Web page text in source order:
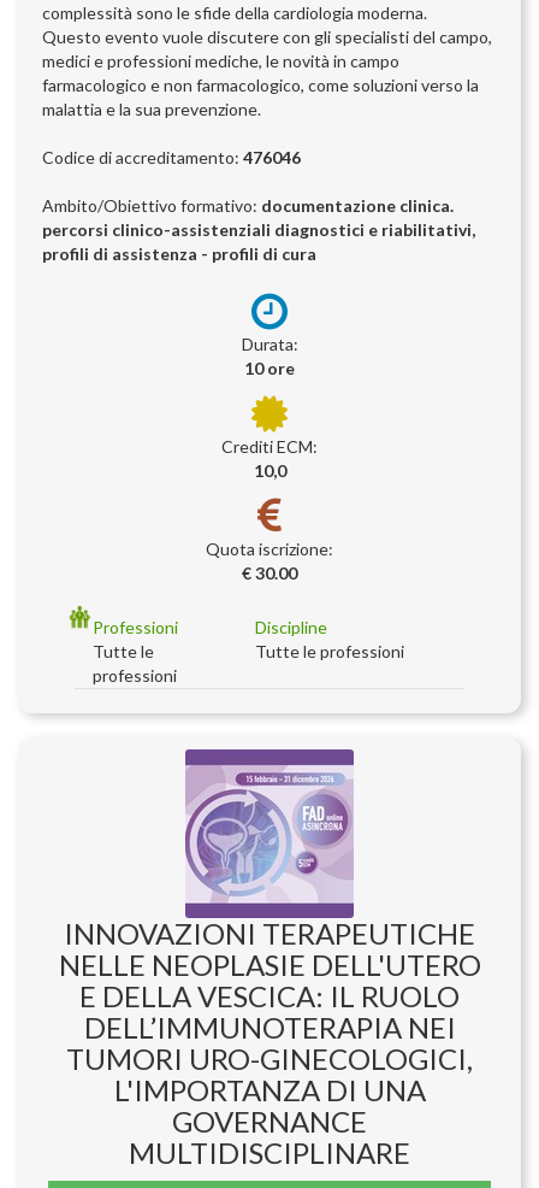
complessità sono le sfide della cardiologia moderna.
Questo evento vuole discutere con gli specialisti del campo,
medici e professioni mediche, le novità in campo
farmacologico e non farmacologico, come soluzioni verso la
malattia e la sua prevenzione.
Codice di accreditamento: 476046
Ambito/Obiettivo formativo: documentazione clinica.
percorsi clinico-assistenziali diagnostici e riabilitativi,
profili di assistenza - profili di cura
Durata:
10 ore
Crediti ECM:
10,0
Quota iscrizione:
€ 30.00
Professioni
Discipline
Tutte le
professioni
Tutte le professioni
INNOVAZIONI TERAPEUTICHE
NELLE NEOPLASIE DELL'UTERO
E DELLA VESCICA: IL RUOLO
DELL’IMMUNOTERAPIA NEI
TUMORI URO-GINECOLOGICI,
L'IMPORTANZA DI UNA
GOVERNANCE
MULTIDISCIPLINARE